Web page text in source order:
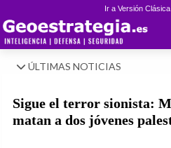
Ir a Versión
ÚLTIMAS NOTICIAS
Sigue el terror sionista:
matan a dos jóvenes